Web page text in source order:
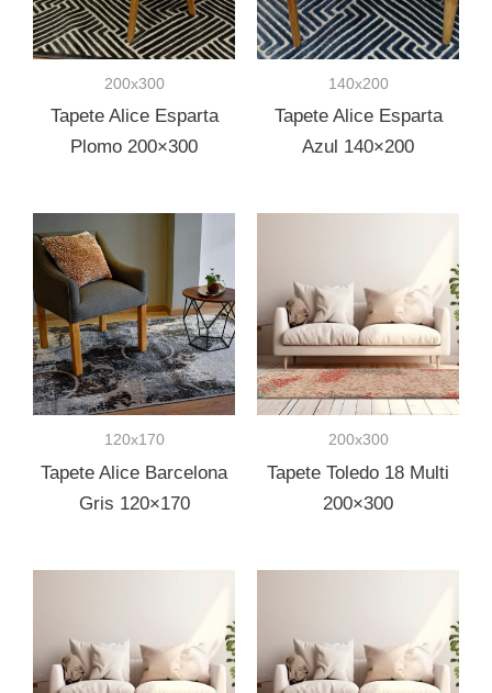
200x300
Tapete Alice Esparta
Plomo 200×300
140x200
Tapete Alice Esparta
Azul 140×200
120x170
Tapete Alice Barcelona
Gris 120×170
200x300
Tapete Toledo 18 Multi
200×300